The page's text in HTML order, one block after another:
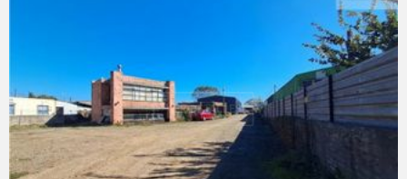
VER DETALLES